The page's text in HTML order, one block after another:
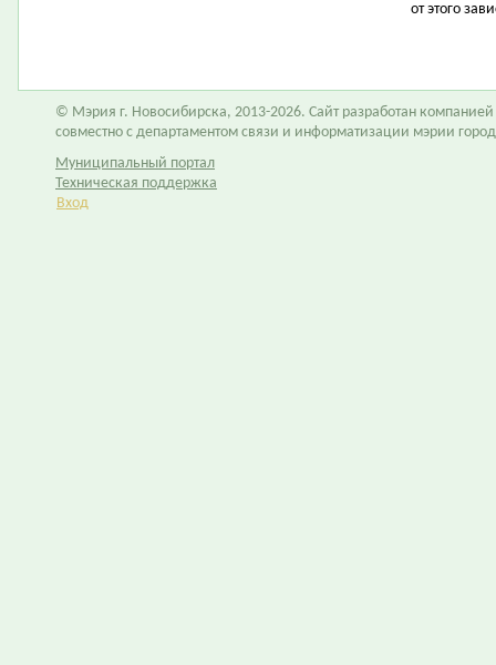
от этого
© Мэрия г. Новосибирска, 2013-2026. Сайт разработан компанией
совместно с департаментом связи и информатизации мэрии
Муниципальный портал
Техническая поддержка
Вход